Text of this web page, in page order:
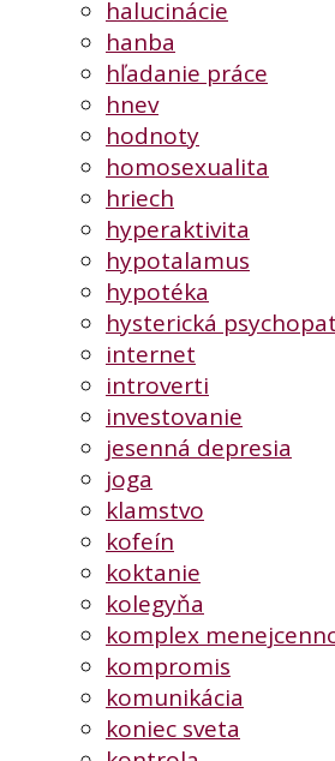
halucinácie
hanba
hľadanie práce
hnev
hodnoty
homosexualita
hriech
hyperaktivita
hypotalamus
hypotéka
hysterická
internet
introverti
investovanie
jesenná depresia
joga
klamstvo
kofeín
koktanie
kolegyňa
komplex
kompromis
komunikácia
koniec sveta